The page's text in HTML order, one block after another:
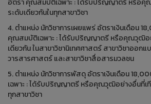
อัตรา คุณสมบัติเฉพาะ : ได้รับปริญญาตรี หรือคุ
ระดับเดียวกันในทุกสาขาวิชา
4. ตำแหน่ง นักวิชาการเผยแพร่ อัตราเงินเดือน
คุณสมบัติเฉพาะ : ได้รับปริญญาตรี หรือคุณวุฒิอย่
เดียวกัน ในสาขาวิชานิเทศศาสตร์ สาขาวิชาออก
วารสารศาสตร์ และสาขาวิชาสื่อสารมวลชน
5. ตำแหน่ง นักวิชาการพัสดุ อัตราเงินเดือน
เฉพาะ : ได้รับปริญญาตรี หรือคุณวุฒิอย่างอื่นที่เที
ทุกสาขาวิชา